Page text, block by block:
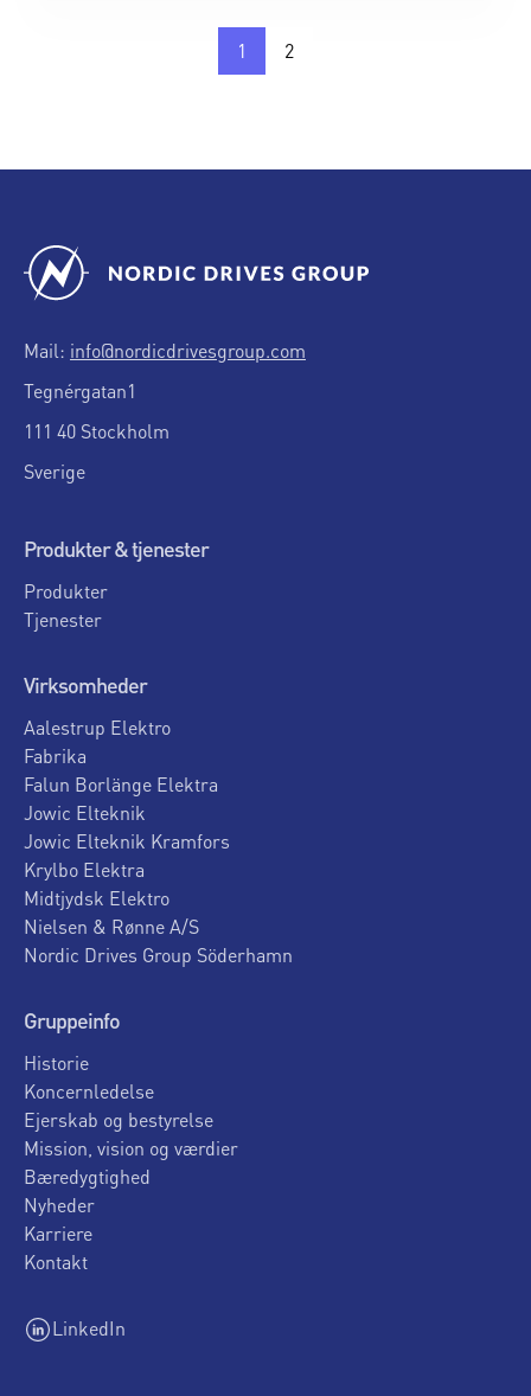
1 2
Mail: info@nordicdrivesgroup.com
Tegnérgatan1
111 40 Stockholm
Sverige
Produkter & tjenester
Produkter
Tjenester
Virksomheder
Aalestrup Elektro
Fabrika
Falun Borlänge Elektra
Jowic Elteknik
Jowic Elteknik Kramfors
Krylbo Elektra
Midtjydsk Elektro
Nielsen & Rønne A/S
Nordic Drives Group Söderhamn
Gruppeinfo
Historie
Koncernledelse
Ejerskab og bestyrelse
Mission, vision og værdier
Bæredygtighed
Nyheder
Karriere
Kontakt
LinkedIn